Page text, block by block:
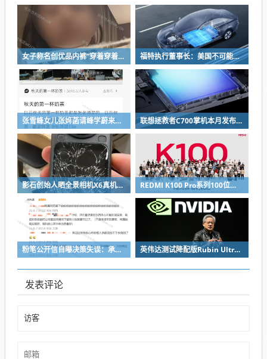
女子称名创优品内裤“穿着穿着掉了”让其颜面尽失 品牌方客服回应：已启动紧急调查 福特执行董事长：美国不可能永远把中国车企挡在门外 进来也有信心击败
张雪峰女儿张姩菡请峰学蔚来员工喝立秋奶茶 往年都是张雪峰买单 联想拯救者C700掌机本月发布：掌中玩3A 畅玩9小时不插电
影石创始人晒全景相机X6真机：硬扛一颗子弹没穿透 REDMI K100 Pro系列100位工程师代表亮相：设计、工程K90原班人马操刀
粉笔公开信自曝决策失误：承认鸡贼 蹭热度 舍不得成本想多收钱 英伟达测试降配版Rubin Ultra GPU：HBM短缺下芯片厂商如何破局
发表评论